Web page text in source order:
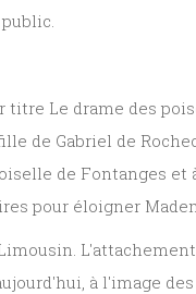
titre Le drame des
de Gabriel de
de Fontanges
pour éloigner
à l'image